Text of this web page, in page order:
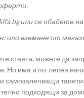
или се обадете
или вземане от
стаята, можете да
Но има и по-лесен
самозалепващи
подходящи за